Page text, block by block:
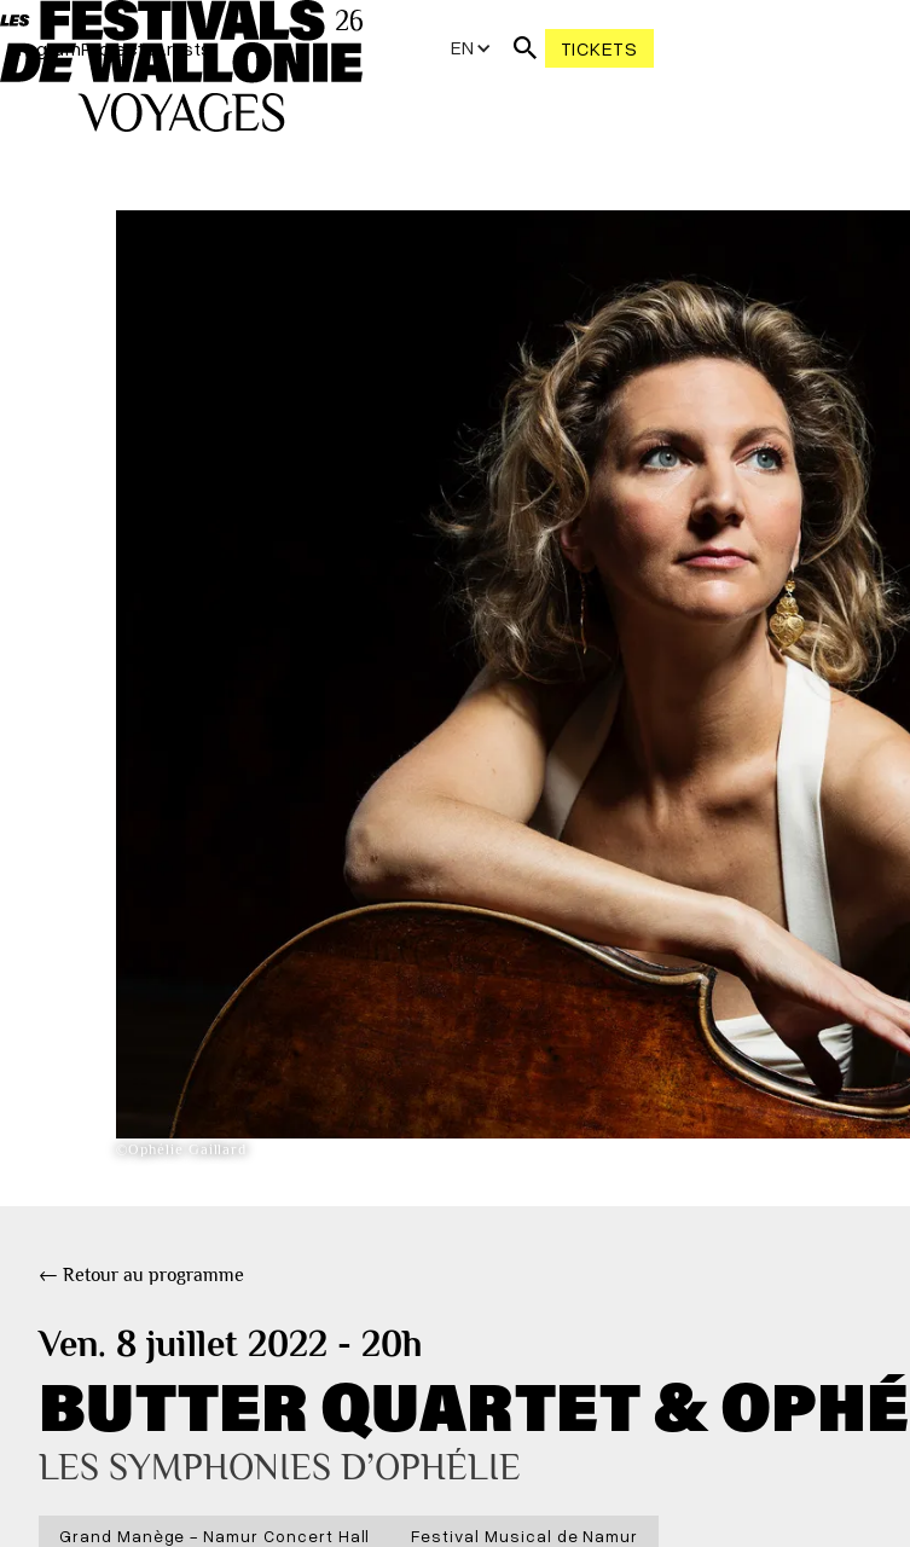
ProgramProjectsArtists EN TICKETS
©Ophélie Gaillard
← Retour au programme
Ven. 8 juillet 2022 - 20h
BUTTER QUARTET &
LES SYMPHONIES D’OPHÉLIE
Grand Manège - Namur Concert Hall Festival Musical de Namur